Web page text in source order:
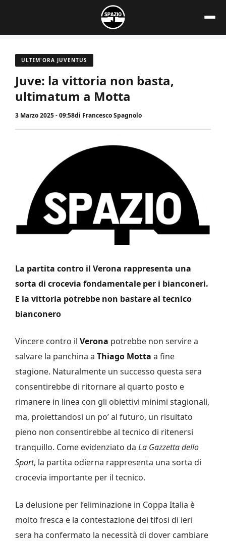
contenuto
ULTIM'ORA JUVENTUS
Juve: la vittoria non basta,
ultimatum a Motta
3 Marzo 2025 - 09:58di Francesco Spagnolo
La partita contro il Verona rappresenta una
sorta di crocevia fondamentale per i bianconeri.
E la vittoria potrebbe non bastare al tecnico
bianconero
Vincere contro il Verona potrebbe non servire a
salvare la panchina a Thiago Motta a fine
stagione. Naturalmente un successo questa sera
consentirebbe di ritornare al quarto posto e
rimanere in linea con gli obiettivi minimi stagionali,
ma, proiettandosi un po’ al futuro, un risultato
pieno non consentirebbe al tecnico di ritenersi
tranquillo. Come evidenziato da La Gazzetta dello
Sport, la partita odierna rappresenta una sorta di
crocevia importante per il tecnico.
La delusione per l’eliminazione in Coppa Italia è
molto fresca e la contestazione dei tifosi di ieri
sera ha confermato la necessità di dover cambiare